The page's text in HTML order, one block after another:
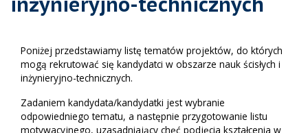
Poniżej przedstawiamy listę tematów projektów, do których
mogą rekrutować się kandydatci w obszarze nauk ścisłych i
inżynieryjno-technicznych.
Zadaniem kandydata/kandydatki jest wybranie
odpowiedniego tematu, a następnie przygotowanie listu
motywacyjnego, uzasadniający chęć podjęcia kształcenia w